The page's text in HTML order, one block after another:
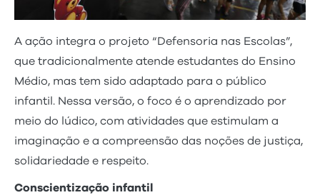
A ação integra o projeto “Defensoria nas Escolas”,
que tradicionalmente atende estudantes do Ensino
Médio, mas tem sido adaptado para o público
infantil. Nessa versão, o foco é o aprendizado por
meio do lúdico, com atividades que estimulam a
imaginação e a compreensão das noções de justiça,
solidariedade e respeito.
Conscientização infantil